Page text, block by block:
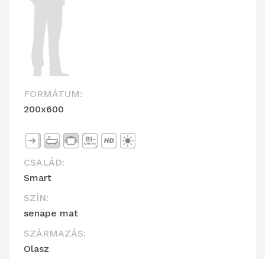
FORMÁTUM:
200x600
CSALÁD:
Smart
SZÍN:
senape mat
SZÁRMAZÁS:
Olasz